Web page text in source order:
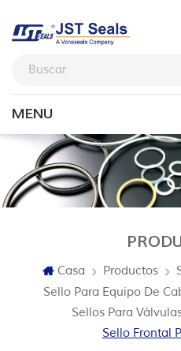
Casa Productos
Sello Para Equipo De
Sellos Para
Sello Frontal